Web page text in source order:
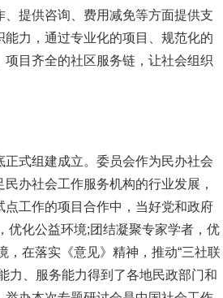
提供咨询、费用减免等方面提供支
力，通过专业化的项目、规范化的
目齐全的社区服务链，让社会组织
式组建成立。委员会作为民办社会
办社会工作服务机构的行业发展，
工作的项目合作中，当好党和政府
优化公益环境;团结凝聚专家学者，优
在落实《意见》精神，推动“三社联
力、服务能力得到了各地民政部门和